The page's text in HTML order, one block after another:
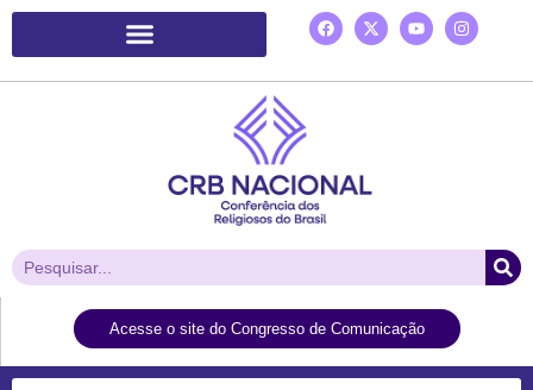
Acesse o site do Congresso de Comunicação